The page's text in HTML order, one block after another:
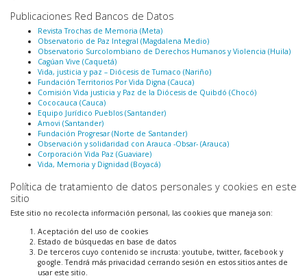
Publicaciones Red Bancos de Datos
Revista Trochas de Memoria (Meta)
Observatorio de Paz Integral (Magdalena Medio)
Observatorio Surcolombiano de Derechos Humanos y Violencia (Huila)
Cagúan Vive (Caquetá)
Vida, justicia y paz – Diócesis de Tumaco (Nariño)
Fundación Territorios Por Vida Digna (Cauca)
Comisión Vida justicia y Paz de la Diócesis de Quibdó (Chocó)
Cococauca (Cauca)
Equipo Jurídico Pueblos (Santander)
Amovi (Santander)
Fundación Progresar (Norte de Santander)
Observación y solidaridad con Arauca -Obsar- (Arauca)
Corporación Vida Paz (Guaviare)
Vida, Memoria y Dignidad (Boyacá)
Política de tratamiento de datos personales y cookies en este
sitio
Este sitio no recolecta información personal, las cookies que maneja son:
Aceptación del uso de cookies
Estado de búsquedas en base de datos
De terceros cuyo contenido se incrusta: youtube, twitter, facebook y
google. Tendrá más privacidad cerrando sesión en estos sitios antes de
usar este sitio.